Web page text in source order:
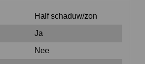
Half schaduw/zon
Ja
Nee